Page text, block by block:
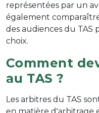
représentées par un
également
des audiences du
choix.
Comment
au TAS ?
Les arbitres du TAS